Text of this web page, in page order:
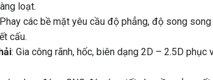
loạt.
các bề mặt yêu cầu độ phẳng, độ song
cấu.
: Gia công rãnh, hốc, biên dạng 2D – 2.5D phục